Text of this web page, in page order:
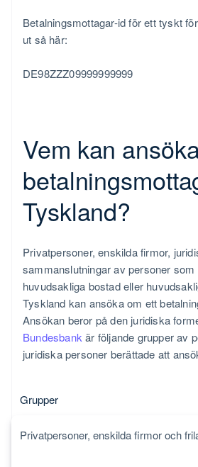
Betalningsmottagar-id för ett tyskt
ut så här:
DE98ZZZ09999999999
Vem kan
Tyskland?
Privatpersoner, enskilda firmor,
sammanslutningar av personer som
huvudsakliga bostad eller
Tyskland kan ansöka om ett
Ansökan beror på den juridiska
Bundesbankär följande grupper av
juridiska personer berättade att
Grupper
Privatpersoner, enskilda firmor och